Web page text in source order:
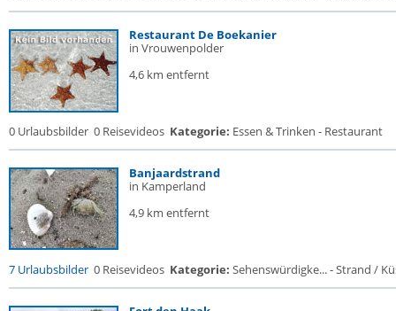
Restaurant De Boekanier
in Vrouwenpolder
4,6 km entfernt
0 Urlaubsbilder 0 Reisevideos Kategorie: Essen & Trinken - Restaurant
Banjaardstrand
in Kamperland
4,9 km entfernt
7 Urlaubsbilder 0 Reisevideos Kategorie: Sehenswürdigke... - Strand /